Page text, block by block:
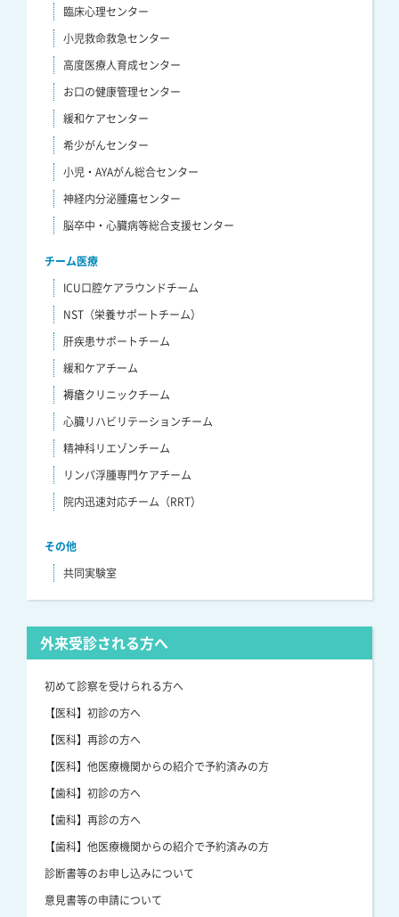
臨床心理センター
小児救命救急センター
高度医療人育成センター
お口の健康管理センター
緩和ケアセンター
希少がんセンター
小児・AYAがん総合センター
神経内分泌腫瘍センター
脳卒中・心臓病等総合支援センター
チーム医療
ICU口腔ケアラウンドチーム
NST（栄養サポートチーム）
肝疾患サポートチーム
緩和ケアチーム
褥瘡クリニックチーム
心臓リハビリテーションチーム
精神科リエゾンチーム
リンパ浮腫専門ケアチーム
院内迅速対応チーム（RRT）
その他
共同実験室
外来受診される方へ
初めて診察を受けられる方へ
【医科】初診の方へ
【医科】再診の方へ
【医科】他医療機関からの紹介で予約済みの方
【歯科】初診の方へ
【歯科】再診の方へ
【歯科】他医療機関からの紹介で予約済みの方
診断書等のお申し込みについて
意見書等の申請について